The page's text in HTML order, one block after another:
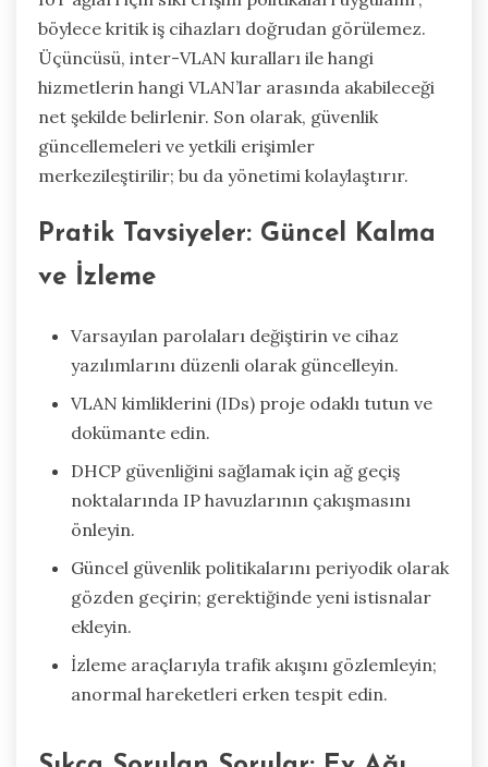
böylece kritik iş cihazları doğrudan görülemez.
Üçüncüsü, inter-VLAN kuralları ile hangi
hizmetlerin hangi VLAN’lar arasında akabileceği
net şekilde belirlenir. Son olarak, güvenlik
güncellemeleri ve yetkili erişimler
merkezileştirilir; bu da yönetimi kolaylaştırır.
Pratik Tavsiyeler: Güncel Kalma
ve İzleme
Varsayılan parolaları değiştirin ve cihaz
yazılımlarını düzenli olarak güncelleyin.
VLAN kimliklerini (IDs) proje odaklı tutun ve
dokümante edin.
DHCP güvenliğini sağlamak için ağ geçiş
noktalarında IP havuzlarının çakışmasını
önleyin.
Güncel güvenlik politikalarını periyodik olarak
gözden geçirin; gerektiğinde yeni istisnalar
ekleyin.
İzleme araçlarıyla trafik akışını gözlemleyin;
anormal hareketleri erken tespit edin.